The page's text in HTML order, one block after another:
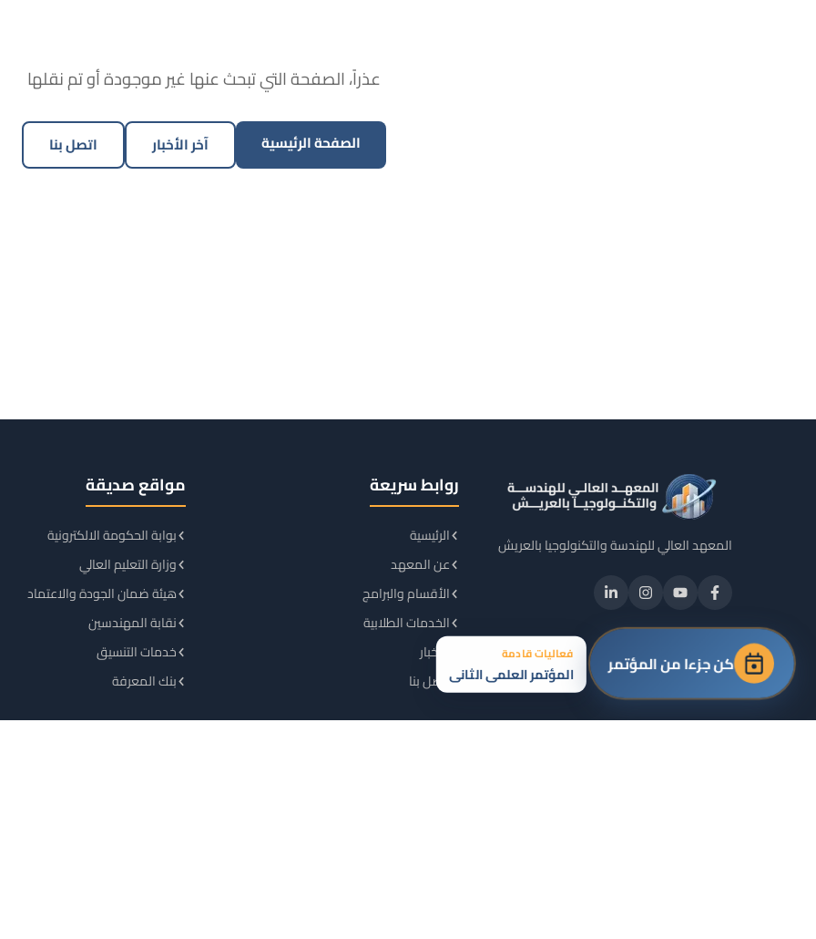
عذراً، الصفحة التي تبحث عنها غير موجودة أو تم نقلها
الصفحة الرئيسية آخر الأخبار اتصل بنا
المعهد العالي للهندسة والتكنولوجيا بالعريش
روابط سريعة
الرئيسية
عن المعهد
الأقسام والبرامج
الخدمات الطلابية
الأخبار
اتصل بنا
مواقع صديقة
بوابة الحكومة الالكترونية
وزارة التعليم العالي
هيئة ضمان الجودة والاعتماد
نقابة المهندسين
خدمات التنسيق
بنك المعرفة
فعاليات قادمة
المؤتمر العلمي الثاني كن جزءا من المؤتمر